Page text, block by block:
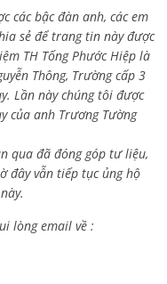
các bậc đàn anh, các em
sẻ để trang tin này được
TH Tống Phước Hiệp là
Thông, Trường cấp 3
Lần này chúng tôi được
của anh Trương Tường
qua đã đóng góp tư liệu,
đây vẫn tiếp tục ủng hộ
lòng email về :